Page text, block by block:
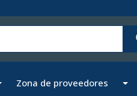
Zona de proveedores